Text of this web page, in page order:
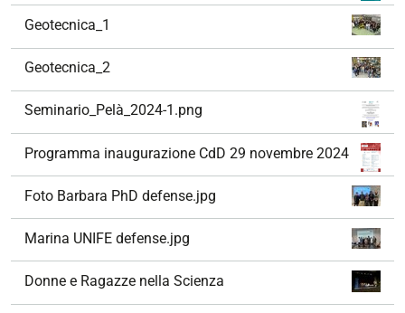
Geotecnica_1
Geotecnica_2
Seminario_Pelà_2024-1.png
Programma inaugurazione CdD 29 novembre 2024
Foto Barbara PhD defense.jpg
Marina UNIFE defense.jpg
Donne e Ragazze nella Scienza